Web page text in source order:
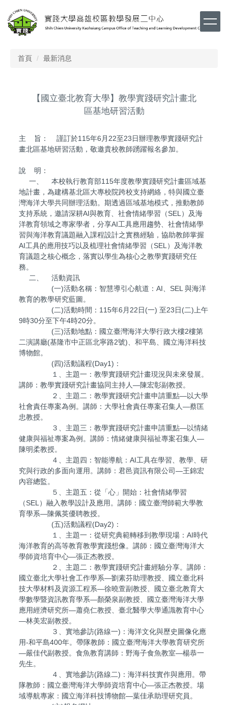
到
主
首頁 最新消息
【國立臺北教育大學】教學實踐研究計畫北
區基地研習活動
主 旨： 謹訂於115年6月22至23日辦理教學實踐研究計
畫北區基地研習活動，敬邀貴校教師踴躍報名參加。
說 明：
一、 本校執行教育部115年度教學實踐研究計畫區域基
地計畫，為建構基北區大專校院跨校支持網絡，特與國立臺
灣海洋大學共同辦理活動。期透過區域基地模式，推動教師
支持系統，邀請深耕AI與教育、社會情緒學習（SEL）及海
洋教育領域之專家學者，分享AI工具應用趨勢、社會情緒學
習與海洋教育議題融入課程設計之實務經驗，協助教師掌握
AI工具的應用技巧以及梳理社會情緒學習（SEL）及海洋教
育議題之核心概念，落實以學生為核心之教學實踐研究任
務。
二、 活動資訊
(一)活動名稱：智慧導引心航道：AI、SEL 與海洋
教育的教學研究藍圖。
(二)活動時間：115年6月22日(一) 至23日(二)上午
9時30分至下午4時20分。
(三)活動地點：國立臺灣海洋大學行政大樓2樓第
二演講廳(基隆市中正區北寧路2號)、和平島、國立海洋科技
博物館。
(四)活動議程(Day1)：
１、主題一：教學實踐研究計畫現況與未來發展。
講師：教學實踐研究計畫協同主持人—陳宏彰副教授。
２、主題二：教學實踐研究計畫申請重點—以大學
社會責任專案為例。講師：大學社會責任專案召集人—蔡匡
忠教授。
３、主題三：教學實踐研究計畫申請重點—以情緒
健康與福祉專案為例。講師：情緒健康與福祉專案召集人—
陳明柔教授。
４、主題四：智能導航：AI工具在學習、教學、研
究與行政的多面向運用。講師：君邑資訊有限公司—王錦宏
內容總監。
５、主題五：從「心」開始：社會情緒學習
（SEL）融入教學設計及應用。講師：國立臺灣師範大學教
育學系—陳佩英優聘教授。
(五)活動議程(Day2)：
１、主題一：從研究典範轉移到教學現場：AI時代
海洋教育的高等教育教學實踐想像。講師：國立臺灣海洋大
學師資培育中心—張正杰教授。
２、主題二：教學實踐研究計畫經驗分享。講師：
國立臺北大學社會工作學系—劉素芬助理教授、國立臺北科
技大學材料及資源工程系—徐曉萱副教授、國立臺北教育大
學數學暨資訊教育學系—顏榮泉副教授、國立臺灣海洋大學
應用經濟研究所—蕭堯仁教授、臺北醫學大學通識教育中心
—林美宏副教授。
３、實地參訪(路線一)：海洋文化與歷史圖像化應
用-和平島400年。帶隊教師：國立臺灣海洋大學教育研究所
—嚴佳代副教授。食魚教育講師：野海子食魚教室—楊恭一
先生。
４、實地參訪(路線二)：海洋科技實作與應用。帶
隊教師：國立臺灣海洋大學師資培育中心—張正杰教授。場
域導航專家：國立海洋科技博物館—葉佳承助理研究員。